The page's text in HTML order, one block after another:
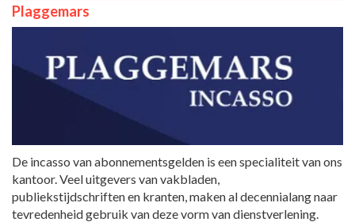
Plaggemars
De incasso van abonnementsgelden is een specialiteit van ons
kantoor. Veel uitgevers van vakbladen,
publiekstijdschriften en kranten, maken al decennialang naar
tevredenheid gebruik van deze vorm van dienstverlening.